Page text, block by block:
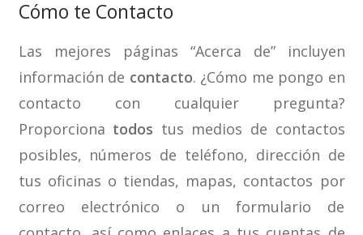
Cómo te Contacto
Las mejores páginas “Acerca de” incluyen
información de contacto. ¿Cómo me pongo en
contacto con cualquier pregunta?
Proporciona todos tus medios de contactos
posibles, números de teléfono, dirección de
tus oficinas o tiendas, mapas, contactos por
correo electrónico o un formulario de